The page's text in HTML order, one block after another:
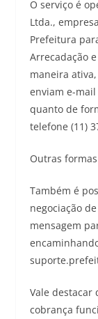
O serviço é
Ltda.,
Prefeitura
Arrecadação
maneira
enviam e-
quanto de
telefone (11)
Outras
Também é
negociação
mensagem
Vale destacar
cobrança